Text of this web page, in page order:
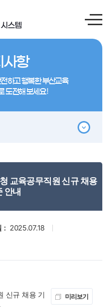
사항
하고 행복한 부산교육
도전해 보세요 !
교육공무직원 신규 채용
안내
: 2025.07.18
신규 채용 기
미리보기